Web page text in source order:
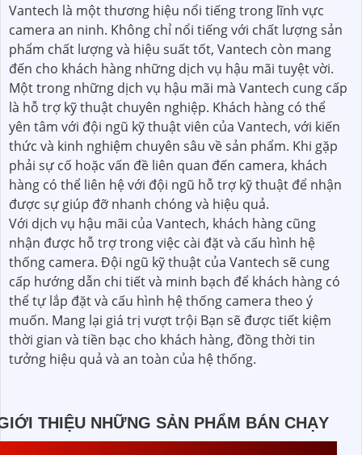
Vantech là một thương hiệu nổi tiếng trong lĩnh vực
camera an ninh. Không chỉ nổi tiếng với chất lượng sản
phẩm chất lượng và hiệu suất tốt, Vantech còn mang
đến cho khách hàng những dịch vụ hậu mãi tuyệt vời.
Một trong những dịch vụ hậu mãi mà Vantech cung cấp
là hỗ trợ kỹ thuật chuyên nghiệp. Khách hàng có thể
yên tâm với đội ngũ kỹ thuật viên của Vantech, với kiến
thức và kinh nghiệm chuyên sâu về sản phẩm. Khi gặp
phải sự cố hoặc vấn đề liên quan đến camera, khách
hàng có thể liên hệ với đội ngũ hỗ trợ kỹ thuật để nhận
được sự giúp đỡ nhanh chóng và hiệu quả.
Với dịch vụ hậu mãi của Vantech, khách hàng cũng
nhận được hỗ trợ trong việc cài đặt và cấu hình hệ
thống camera. Đội ngũ kỹ thuật của Vantech sẽ cung
cấp hướng dẫn chi tiết và minh bạch để khách hàng có
thể tự lắp đặt và cấu hình hệ thống camera theo ý
muốn. Mang lại giá trị vượt trội Bạn sẽ được tiết kiệm
thời gian và tiền bạc cho khách hàng, đồng thời tin
tưởng hiệu quả và an toàn của hệ thống.
THIỆU NHỮNG SẢN PHẨM BÁN CHẠY